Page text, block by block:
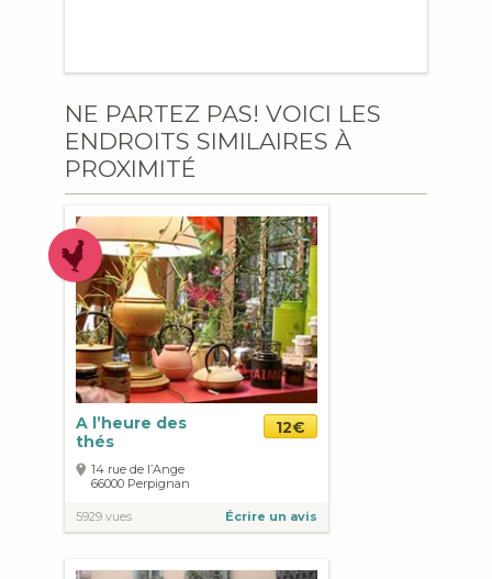
NE PARTEZ PAS! VOICI LES
ENDROITS SIMILAIRES À
PROXIMITÉ
A l’heure des
thés
12€
14 rue de l’Ange
66000 Perpignan
5929 vues Écrire un avis